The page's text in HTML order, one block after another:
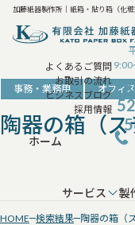
加藤紙器製作所｜紙箱・貼り箱（化
よくあるご質問
お取引の流れ
ビジネスブログ
採用情報
ホーム
サービス 製
事務・業務用 オフィ
陶器の箱（ス
HOME 検索結果 陶器の箱（